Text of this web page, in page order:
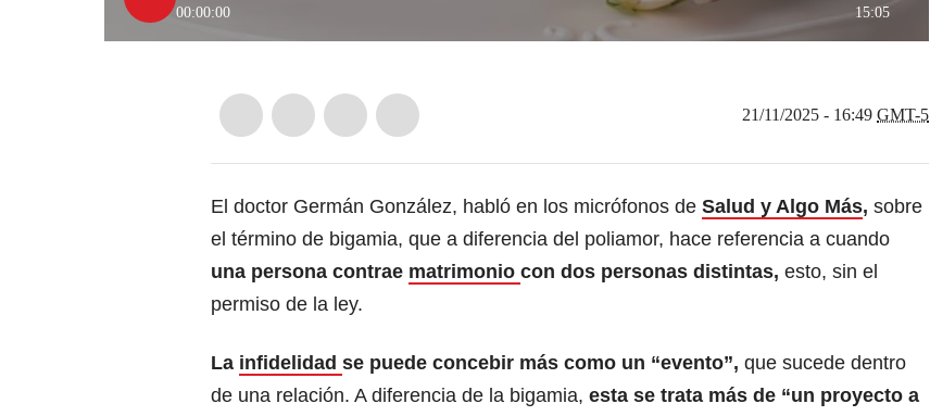
00:00:00 15:05
21/11/2025 - 16:49 GMT-5
El doctor Germán González, habló en los micrófonos de Salud y Algo Más, sobre
el término de bigamia, que a diferencia del poliamor, hace referencia a cuando
una persona contrae matrimonio con dos personas distintas, esto, sin el
permiso de la ley.
La infidelidad se puede concebir más como un “evento”, que sucede dentro
de una relación. A diferencia de la bigamia, esta se trata más de “un proyecto a